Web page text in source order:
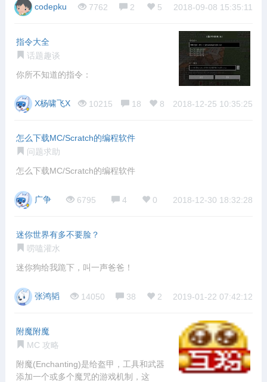
codepku 7762 2 5 2018-09-08 15:35:11
指令大全
话题趣谈
你所不知道的指令：
X杨啸飞X 10215 18 8 2018-12-25 10:35:25
怎么下载MC/Scratch的编程软件
问题求助
怎么下载MC/Scratch的编程软件
广争 6795 4 0 2018-12-30 18:32:28
迷你世界有多不要脸？
唠嗑灌水
迷你狗给我跪下，叫一声爸爸！
张鸿韬 14050 38 2 2019-01-22 07:42:12
附魔附魔
MC 攻略
附魔(Enchanting)是给盔甲，工具和武器
添加一个或多个魔咒的游戏机制，这